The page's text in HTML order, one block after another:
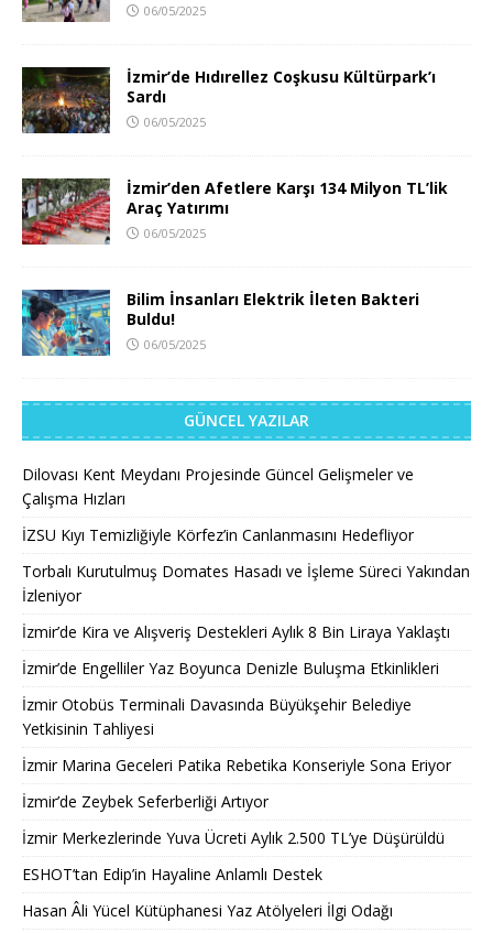
06/05/2025
İzmir’de Hıdırellez Coşkusu Kültürpark’ı
Sardı
06/05/2025
İzmir’den Afetlere Karşı 134 Milyon TL’lik
Araç Yatırımı
06/05/2025
Bilim İnsanları Elektrik İleten Bakteri
Buldu!
06/05/2025
GÜNCEL YAZILAR
Dilovası Kent Meydanı Projesinde Güncel Gelişmeler ve
Çalışma Hızları
İZSU Kıyı Temizliğiyle Körfez’in Canlanmasını Hedefliyor
Torbalı Kurutulmuş Domates Hasadı ve İşleme Süreci Yakından
İzleniyor
İzmir’de Kira ve Alışveriş Destekleri Aylık 8 Bin Liraya Yaklaştı
İzmir’de Engelliler Yaz Boyunca Denizle Buluşma Etkinlikleri
İzmir Otobüs Terminali Davasında Büyükşehir Belediye
Yetkisinin Tahliyesi
İzmir Marina Geceleri Patika Rebetika Konseriyle Sona Eriyor
İzmir’de Zeybek Seferberliği Artıyor
İzmir Merkezlerinde Yuva Ücreti Aylık 2.500 TL’ye Düşürüldü
ESHOT’tan Edip’in Hayaline Anlamlı Destek
Hasan Âli Yücel Kütüphanesi Yaz Atölyeleri İlgi Odağı